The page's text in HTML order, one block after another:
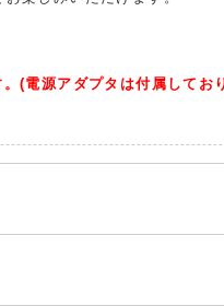
(電源アダプタは付属してお